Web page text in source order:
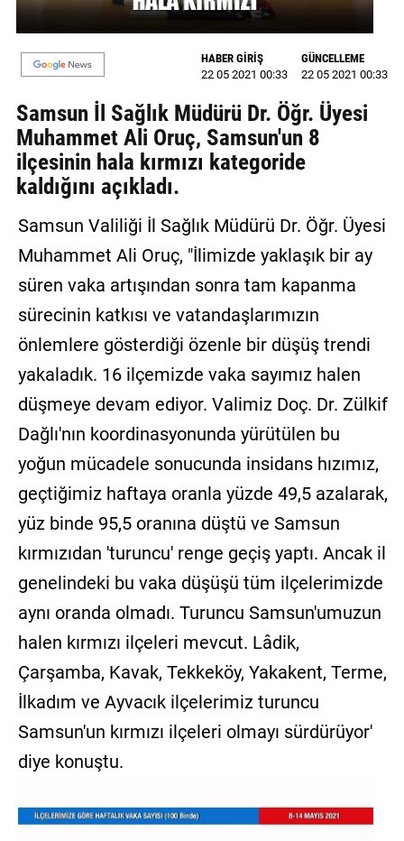
VİDEO
YAZARLAR
BİZE
ULAŞIN
Künye
İletişim
Gizlilik
Sözleşmesi
Kullanıcı
Sözleşmesi
HABER GİRİŞ
22 05 2021 00:33
GÜNCELLEME
22 05 2021 00:33
Samsun İl Sağlık Müdürü Dr. Öğr. Üyesi
Muhammet Ali Oruç, Samsun'un 8
ilçesinin hala kırmızı kategoride
kaldığını açıkladı.
Samsun Valiliği İl Sağlık Müdürü Dr. Öğr. Üyesi
Muhammet Ali Oruç, "İlimizde yaklaşık bir ay
süren vaka artışından sonra tam kapanma
sürecinin katkısı ve vatandaşlarımızın
önlemlere gösterdiği özenle bir düşüş trendi
yakaladık. 16 ilçemizde vaka sayımız halen
düşmeye devam ediyor. Valimiz Doç. Dr. Zülkif
Dağlı'nın koordinasyonunda yürütülen bu
yoğun mücadele sonucunda insidans hızımız,
geçtiğimiz haftaya oranla yüzde 49,5 azalarak,
yüz binde 95,5 oranına düştü ve Samsun
kırmızıdan 'turuncu' renge geçiş yaptı. Ancak il
genelindeki bu vaka düşüşü tüm ilçelerimizde
aynı oranda olmadı. Turuncu Samsun'umuzun
halen kırmızı ilçeleri mevcut. Lâdik,
Çarşamba, Kavak, Tekkeköy, Yakakent, Terme,
İlkadım ve Ayvacık ilçelerimiz turuncu
Samsun'un kırmızı ilçeleri olmayı sürdürüyor'
diye konuştu.